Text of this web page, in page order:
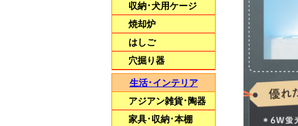
武骨なデザインが
空間をオシャレに演出
【アメリカンフェンス】
収納･犬用ケージ
焼却炉
はしご
穴掘り器
生活･インテリア
アジアン雑貨･陶器
家具･収納･本棚